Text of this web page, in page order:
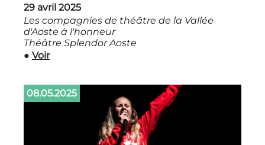
29 avril 2025
Les compagnies de théâtre de la Vallée
d'Aoste à l'honneur
Théâtre Splendor Aoste
● Voir
08.05.2025